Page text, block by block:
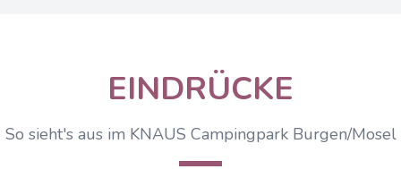
EINDRÜCKE
So sieht's aus im KNAUS Campingpark Burgen/Mosel